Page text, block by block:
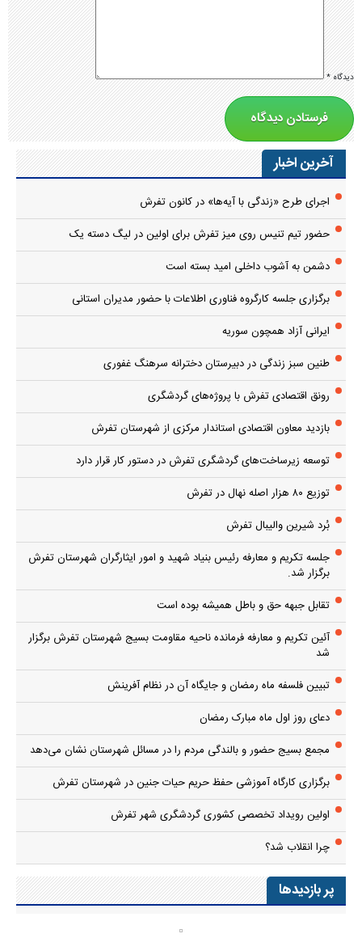
دیدگاه*
آخرین اخبار
اجرای طرح «زندگی با آیه‌ها» در کانون تفرش
حضور تیم تنیس روی میز تفرش برای اولین در لیگ دسته یک
دشمن به آشوب داخلی امید بسته است
برگزاری جلسه کارگروه فناوری اطلاعات با حضور مدیران استانی
ایرانی آزاد همچون سوریه
طنین سبز زندگی در دبیرستان دخترانه سرهنگ غفوری
رونق اقتصادی تفرش با پروژه‌های گردشگری
بازدید معاون اقتصادی استاندار مرکزی از شهرستان تفرش
توسعه زیرساخت‌های گردشگری تفرش در دستور کار قرار دارد
توزیع ۸۰ هزار اصله نهال در تفرش
بُرد شیرین والیبال تفرش
جلسه تکریم و معارفه رئیس بنیاد شهید و امور ایثارگران شهرستان تفرش
برگزار شد.
تقابل جبهه حق و باطل همیشه بوده است
آئین تکریم و معارفه فرمانده ناحیه مقاومت بسیج شهرستان تفرش برگزار
شد
تبیین فلسفه ماه رمضان و جایگاه آن در نظام آفرینش
دعای روز اول ماه مبارک رمضان
مجمع بسیج حضور و بالندگی مردم را در مسائل شهرستان نشان می‌دهد
برگزاری کارگاه آموزشی حفظ حریم حیات جنین در شهرستان تفرش
اولین رویداد تخصصی کشوری گردشگری شهر تفرش
چرا انقلاب شد؟
پر بازدیدها